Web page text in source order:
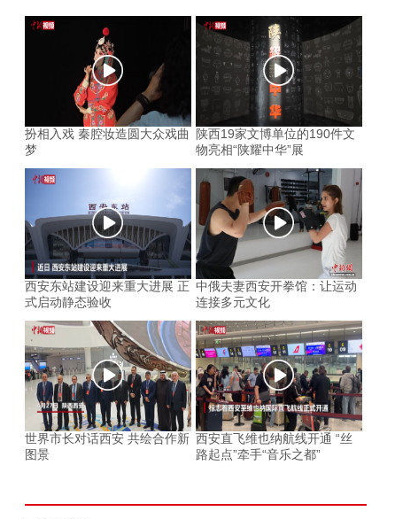
扮相入戏 秦腔妆造圆大众戏曲
梦
陕西19家文博单位的190件文
物亮相“陕耀中华”展
西安东站建设迎来重大进展 正
式启动静态验收
中俄夫妻西安开拳馆：让运动
连接多元文化
世界市长对话西安 共绘合作新
图景
西安直飞维也纳航线开通 “丝
路起点”牵手“音乐之都”